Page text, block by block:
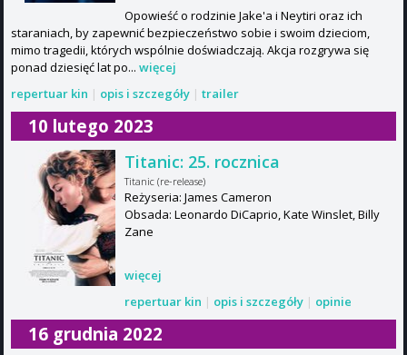
Opowieść o rodzinie Jake'a i Neytiri oraz ich
staraniach, by zapewnić bezpieczeństwo sobie i swoim dzieciom,
mimo tragedii, których wspólnie doświadczają. Akcja rozgrywa się
ponad dziesięć lat po... więcej
repertuar kin | opis i szczegóły | trailer
10 lutego 2023
Titanic: 25. rocznica
Titanic (re-release)
Reżyseria: James Cameron
Obsada: Leonardo DiCaprio, Kate Winslet, Billy
Zane
więcej
repertuar kin | opis i szczegóły | opinie
16 grudnia 2022